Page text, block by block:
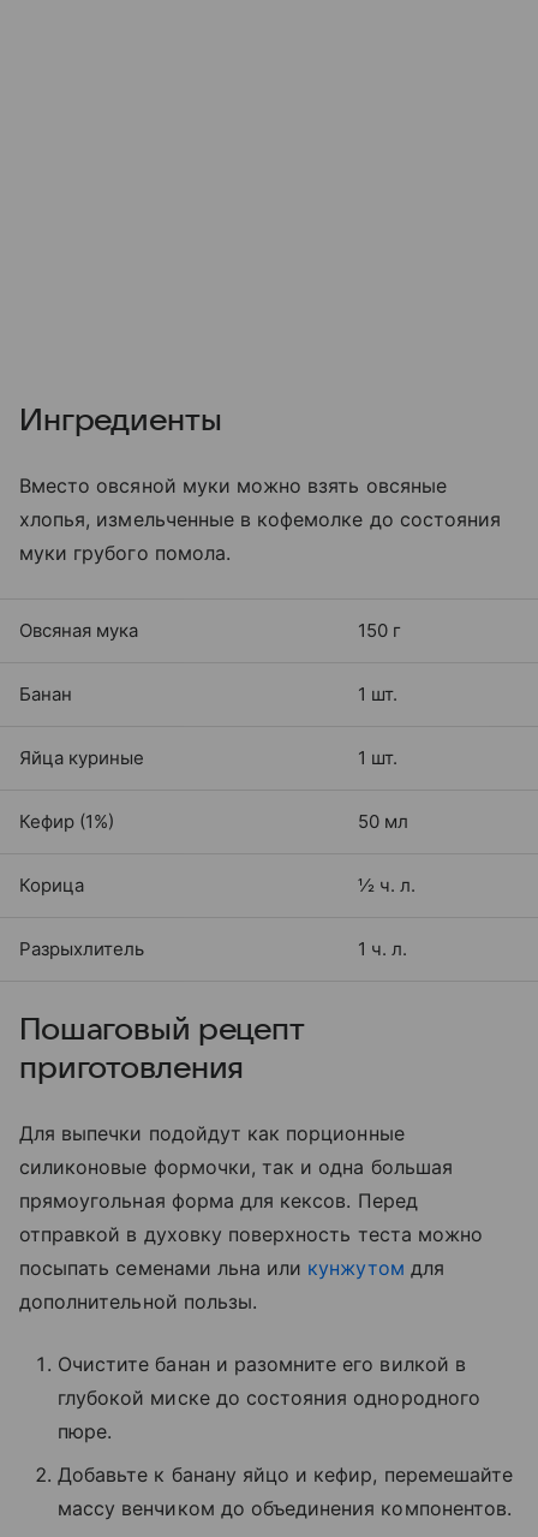
Ингредиенты
Вместо овсяной муки можно взять овсяные
хлопья, измельченные в кофемолке до состояния
муки грубого помола.
Овсяная мука 150 г
Банан 1 шт.
Яйца куриные 1 шт.
Кефир (1%) 50 мл
Корица ½ ч. л.
Разрыхлитель 1 ч. л.
Пошаговый рецепт
приготовления
Для выпечки подойдут как порционные
силиконовые формочки, так и одна большая
прямоугольная форма для кексов. Перед
отправкой в духовку поверхность теста можно
посыпать семенами льна или кунжутом для
дополнительной пользы.
Очистите банан и разомните его вилкой в
глубокой миске до состояния однородного
пюре.
Добавьте к банану яйцо и кефир, перемешайте
массу венчиком до объединения компонентов.